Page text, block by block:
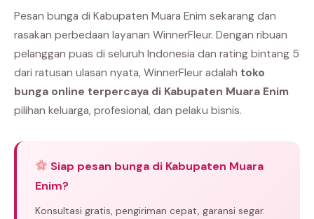
Pesan bunga di Kabupaten Muara Enim sekarang dan
rasakan perbedaan layanan WinnerFleur. Dengan ribuan
pelanggan puas di seluruh Indonesia dan rating bintang 5
dari ratusan ulasan nyata, WinnerFleur adalah toko
bunga online terpercaya di Kabupaten Muara Enim
pilihan keluarga, profesional, dan pelaku bisnis.
Siap pesan bunga di Kabupaten Muara
Enim?
Konsultasi gratis, pengiriman cepat, garansi segar.